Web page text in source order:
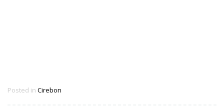
Posted in Cirebon